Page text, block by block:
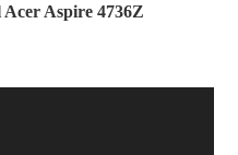
Aspire 4736Z